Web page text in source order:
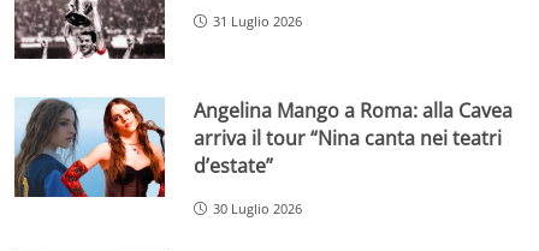
31 Luglio 2026
Angelina Mango a Roma: alla Cavea
arriva il tour “Nina canta nei teatri
d’estate”
30 Luglio 2026